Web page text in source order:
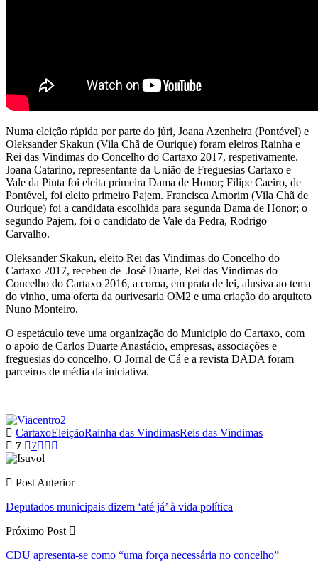
Numa eleição rápida por parte do júri, Joana Azenheira (Pontével) e
Oleksander Skakun (Vila Chã de Ourique) foram eleiros Rainha e
Rei das Vindimas do Concelho do Cartaxo 2017, respetivamente.
Joana Catarino, representante da União de Freguesias Cartaxo e
Vale da Pinta foi eleita primeira Dama de Honor; Filipe Caeiro, de
Pontével, foi eleito primeiro Pajem. Francisca Amorim (Vila Chã de
Ourique) foi a candidata escolhida para segunda Dama de Honor; o
segundo Pajem, foi o candidato de Vale da Pedra, Rodrigo
Carvalho.
Oleksander Skakun, eleito Rei das Vindimas do Concelho do
Cartaxo 2017, recebeu de José Duarte, Rei das Vindimas do
Concelho do Cartaxo 2016, a coroa, em prata de lei, alusiva ao tema
do vinho, uma oferta da ourivesaria OM2 e uma criação do arquiteto
Nuno Monteiro.
O espetáculo teve uma organização do Município do Cartaxo, com
o apoio de Carlos Duarte Anastácio, empresas, associações e
freguesias do concelho. O Jornal de Cá e a revista DADA foram
parceiros de média da iniciativa.
CartaxoEleiçãoRainha das VindimasReis das Vindimas
7
7
Post Anterior
Deputados municipais dizem ‘até já’ à vida política
Próximo Post
CDU apresenta-se como “uma força necessária no concelho”